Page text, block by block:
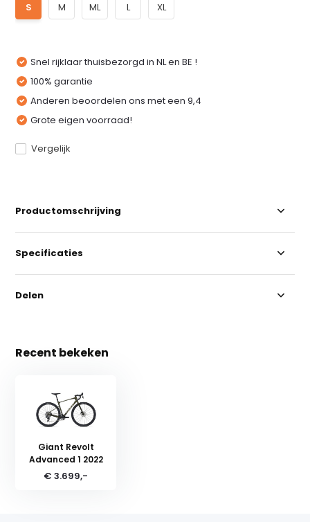
S M ML L XL
Snel rijklaar thuisbezorgd in NL en BE !
100% garantie
Anderen beoordelen ons met een 9,4
Grote eigen voorraad!
Vergelijk
Productomschrijving
Specificaties
Delen
Recent bekeken
Giant Revolt
Advanced 1 2022
€ 3.699,-